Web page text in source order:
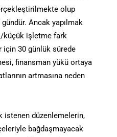
olup
Ancak yapılmak
küçük işletme fark
30 günlük sürede
finansman yükü ortaya
artmasına neden
istenen düzenlemelerin,
bağdaşmayacak